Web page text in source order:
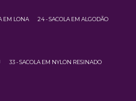
EM LONA 24 - SACOLA EM ALGODÃO
33 - SACOLA EM NYLON RESINADO